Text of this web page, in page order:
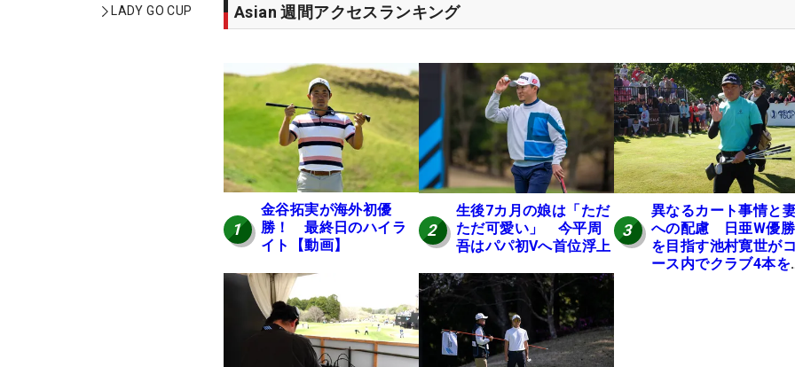
LADY GO CUP Asian 週間アクセスランキング
1
金谷拓実が海外初優
勝！ 最終日のハイラ
イト【動画】
2
生後7カ月の娘は「ただ
ただ可愛い」 今平周
吾はパパ初Vへ首位浮上
3
異なるカート事情と
への配慮 日亜W優勝
を目指す池村寛世が
ース内でクラブ4本を